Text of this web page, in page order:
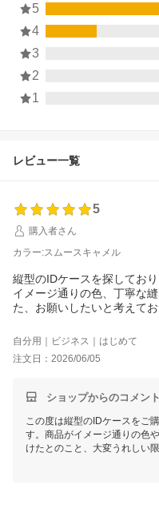
5
4
3
2
1
レビュー一覧
5
購入者さん
カラー:スムースキャメル
縦型のIDケースを探しており
イメージ通りの色、丁寧な
た、お願いしたいと考えてお
自分用｜ビジネス｜はじめて
注文日：2026/06/05
ショップからのコメント
この度は縦型のIDケースをご
す。商品がイメージ通りの色
けたとのこと、大変うれしい
葉、大きな励みになります。